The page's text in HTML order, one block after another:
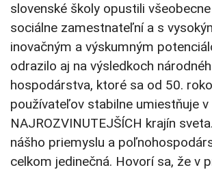
slovenské školy opustili
sociálne zamestnateľní a s
inovačným a výskumným
odrazilo aj na výsledkoch
hospodárstva, ktoré sa od 50.
používateľov stabilne umiestňuje
NAJROZVINUTEJŠÍCH krajín
nášho priemyslu a
celkom jedinečná. Hovorí sa, že v